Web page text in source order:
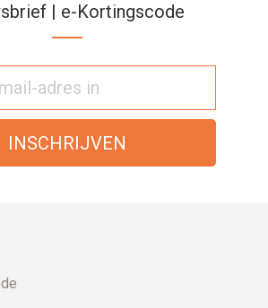
| e-Kortingscode